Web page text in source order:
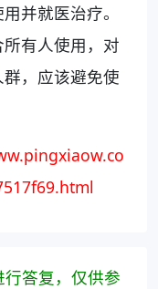
并就医治疗。
有人使用，对
，应该避免使
行答复，仅供参